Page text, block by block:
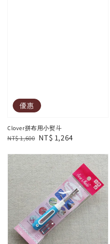
優惠
Clover拼布用小熨斗
Regular
NT$ 1,600 Sale
NT$ 1,264